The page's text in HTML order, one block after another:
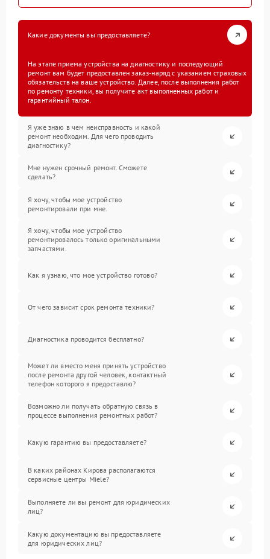
Какие документы вы предоставляете?
На этапе приема устройства на диагностику и последующий
ремонт вам будет предоставлен заказ-наряд с указанием страховых
обязательств на ваше устройство. Далее, после выполнения работ
по ремонту техники, вы получите акт выполненных работ и
гарантийный талон.
Я уже знаю в чем неисправность и какой
ремонт необходим. Для чего проводить
диагностику?
Мне нужен срочный ремонт. Сможете
сделать?
Я хочу, чтобы мое устройство
ремонтировали при мне.
Я хочу, чтобы мое устройство
ремонтировалось только оригинальными
запчастями.
Как я узнаю, что мое устройство готово?
От чего зависит срок ремонта техники?
Диагностика проводится бесплатно?
Может ли вместо меня принять устройство
после ремонта другой человек, контактный
телефон которого я предоставлю?
Возможно ли получать обратную связь в
процессе выполнения ремонтных работ?
Какую гарантию вы предоставляете?
В каких районах Кирова располагаются
сервисные центры Miele?
Выполняете ли вы ремонт для юридических
лиц?
Какую документацию вы предоставляете
для юридических лиц?